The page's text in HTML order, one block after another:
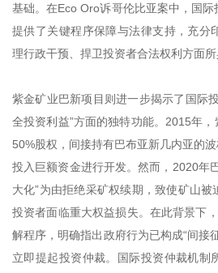
基础。在Eco Oro诉哥伦比亚案中，国
提供了关键程序保障与法律支持，充分
理行政干预、捍卫投资者合法权利方面所
紫金矿业巴新项目则进一步揭示了国际
全投资利益”方面的独特功能。2015年
50%股权，间接持有巴布亚新几内亚的
投入巨额资金进行开发。然而，2020年
大化”为由拒绝采矿权续期，致使矿山被
投资者面临重大权益损失。在此背景下
解程序，明确指出政府行为已构成“间接
立即提起投资仲裁。国际投资仲裁机制